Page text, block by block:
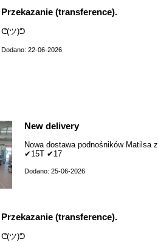
Przekazanie (transference).
ᕦ(ツ)ᕤ
Dodano: 22-06-2026
New delivery
Nowa dostawa podnośników
✔15T ✔17
Dodano: 25-06-2026
Przekazanie (transference).
ᕦ(ツ)ᕤ